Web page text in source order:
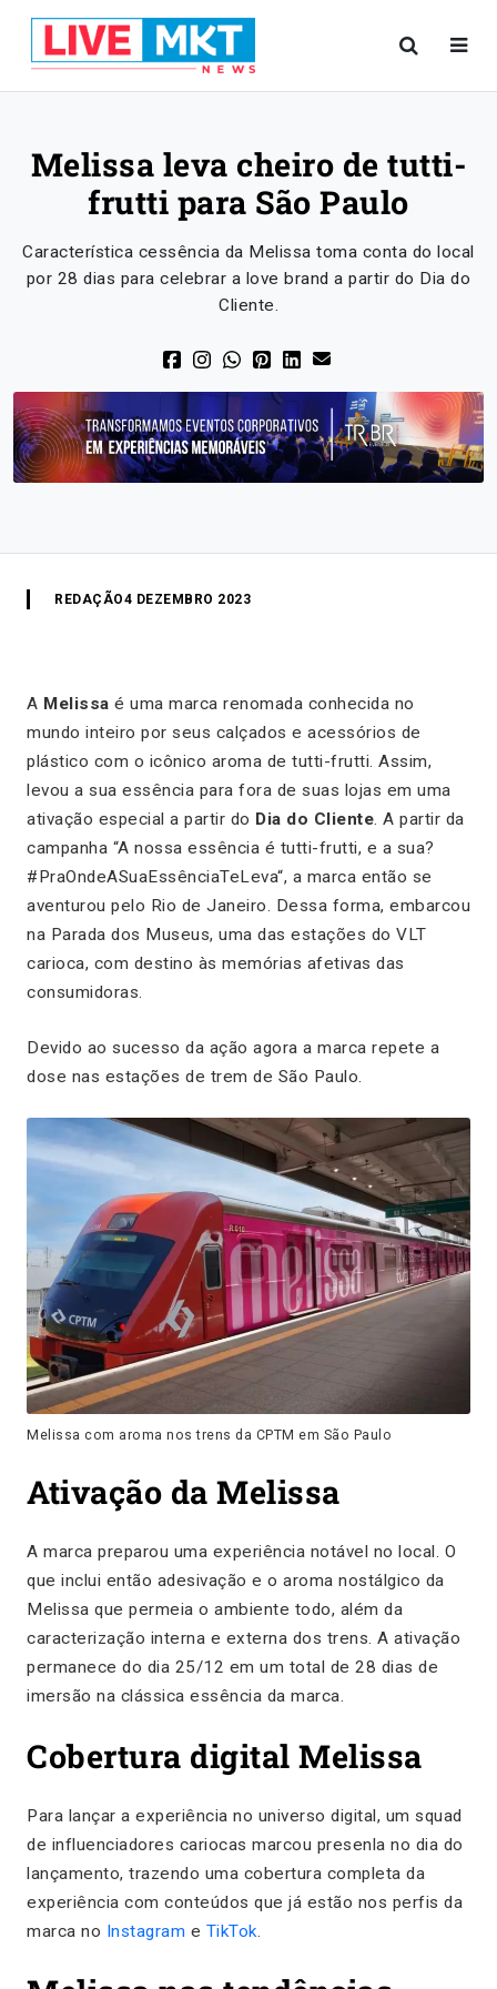
Melissa leva cheiro de tutti-
frutti para São Paulo
Característica cessência da Melissa toma conta do local
por 28 dias para celebrar a love brand a partir do Dia do
Cliente.
REDAÇÃO4 DEZEMBRO 2023
A Melissa é uma marca renomada conhecida no
mundo inteiro por seus calçados e acessórios de
plástico com o icônico aroma de tutti-frutti. Assim,
levou a sua essência para fora de suas lojas em uma
ativação especial a partir do Dia do Cliente. A partir da
campanha “A nossa essência é tutti-frutti, e a sua?
#PraOndeASuaEssênciaTeLeva“, a marca então se
aventurou pelo Rio de Janeiro. Dessa forma, embarcou
na Parada dos Museus, uma das estações do VLT
carioca, com destino às memórias afetivas das
consumidoras.
Devido ao sucesso da ação agora a marca repete a
dose nas estações de trem de São Paulo.
Melissa com aroma nos trens da CPTM em São Paulo
Ativação da Melissa
A marca preparou uma experiência notável no local. O
que inclui então adesivação e o aroma nostálgico da
Melissa que permeia o ambiente todo, além da
caracterização interna e externa dos trens. A ativação
permanece do dia 25/12 em um total de 28 dias de
imersão na clássica essência da marca.
Cobertura digital Melissa
Para lançar a experiência no universo digital, um squad
de influenciadores cariocas marcou presenla no dia do
lançamento, trazendo uma cobertura completa da
experiência com conteúdos que já estão nos perfis da
marca no Instagram e TikTok.